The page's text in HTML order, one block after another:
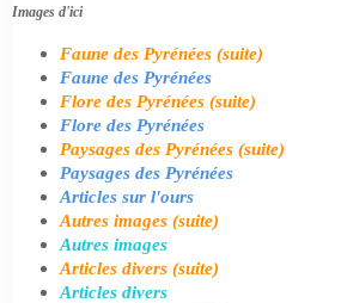
Images d'ici
Faune des Pyrénées (suite)
Faune des Pyrénées
Flore des Pyrénées (suite)
Flore des Pyrénées
Paysages des Pyrénées (suite)
Paysages des Pyrénées
Articles sur l'ours
Autres images (suite)
Autres images
Articles divers (suite)
Articles divers